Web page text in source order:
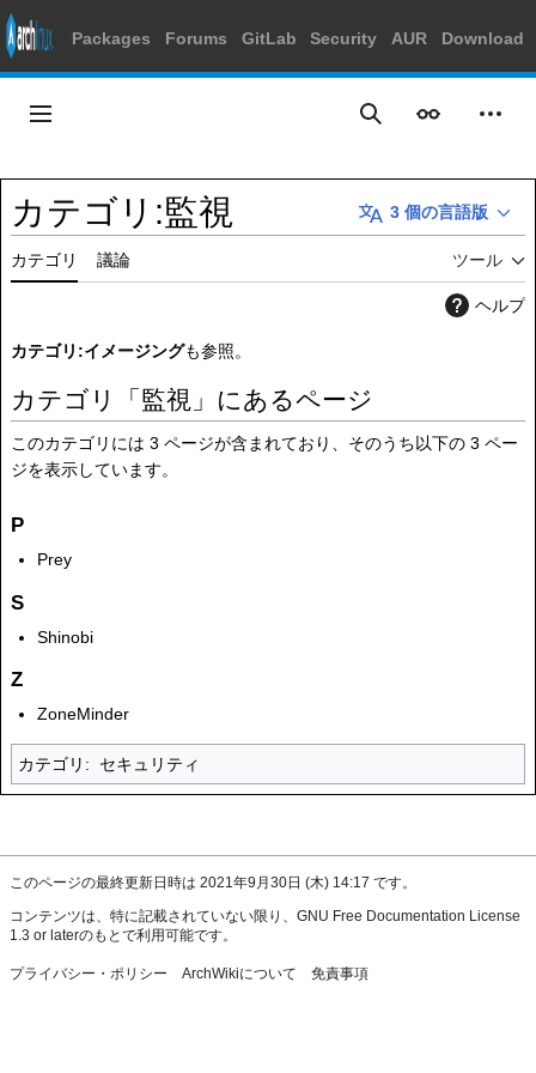
Packages Forums GitLab Security AUR Download
に
ス
キ
ッ
メインメニュー 検索 表示 個人
カテゴリ :監視 3 個の言語版
カテゴリ 議論 ツール
ヘルプ
カテゴリ:イメージングも参照。
カテゴリ「監視」にあるページ
このカテゴリには 3 ページが含まれており、そのうち以下の 3 ペー
ジを表示しています。
P
Prey
S
Shinobi
Z
ZoneMinder
カテゴリ : セキュリティ
このページの最終更新日時は 2021年9月30日 (木) 14:17 です。
コンテンツは、特に記載されていない限り、 GNU Free Documentation License
1.3 or laterのもとで利用可能です。
プライバシー・ポリシー ArchWikiについて 免責事項